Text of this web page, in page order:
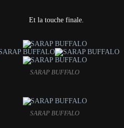
Et la touche finale.
SARAP BUFFALO
SARAP BUFFALO